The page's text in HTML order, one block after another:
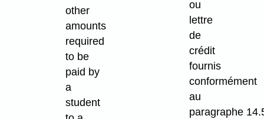
other
amounts
required
to be
paid by
a
student
ou
lettre
de
crédit
fournis
conformément
au
paragraphe